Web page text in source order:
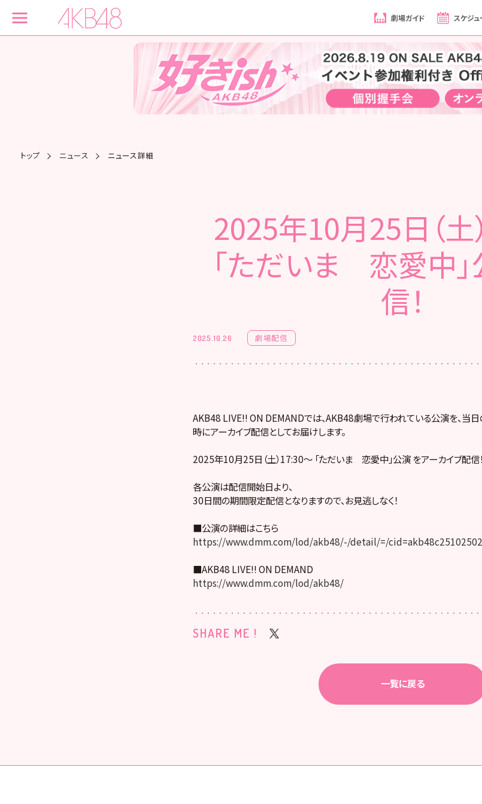
劇場ガイド スケジ
トップ ニュース ニュース詳細
2025年10月25日（土
「ただいま 恋愛中
信！
2025.10.26 劇場配信
AKB48 LIVE!! ON DEMANDでは、AKB48劇場で行われている公演を、当
時にアーカイブ配信としてお届けします。
2025年10月25日（土）17:30～ 「ただいま 恋愛中」公演 をアーカイブ配信！
各公演は配信開始日より、
30日間の期間限定配信となりますので、お見逃しなく！
■公演の詳細はこちら
https://www.dmm.com/lod/akb48/-/detail/=/
■AKB48 LIVE!! ON DEMAND
https://www.dmm.com/lod/akb48/
SHARE ME !
一覧に戻る